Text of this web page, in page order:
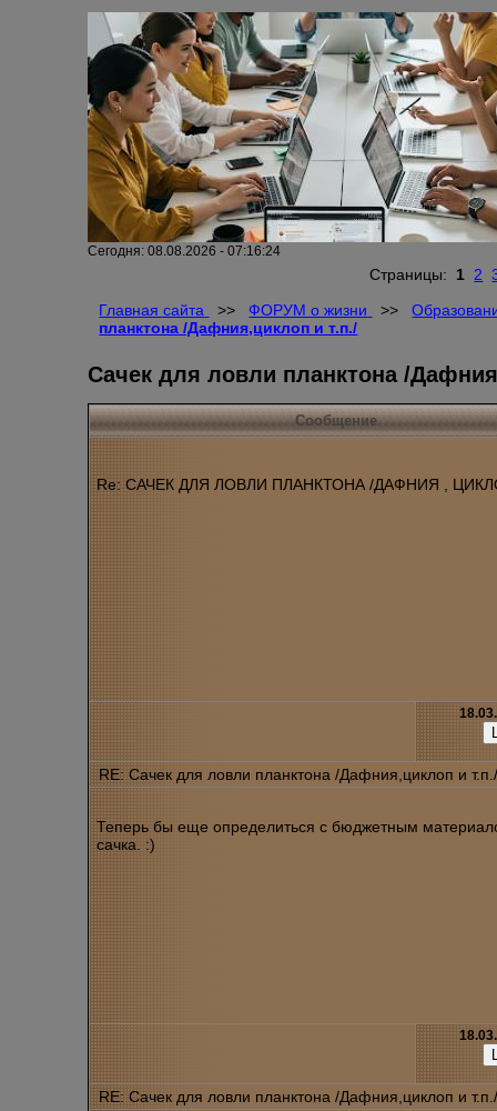
Сегодня: 08.08.2026 - 07:16:24
Страницы: 1 2
Главная сайта
>> ФОРУМ о жизни >>
планктона /Дафния,циклоп и т.п./
Сачек для ловли планктона /
Сообщение
Re: САЧЕК ДЛЯ ЛОВЛИ ПЛАНКТОНА /ДАФНИЯ ,
RE: Сачек для ловли планктона /Дафния,циклоп и
Теперь бы еще определиться с бюджетным
сачка. :)
RE: Сачек для ловли планктона /Дафния,циклоп и